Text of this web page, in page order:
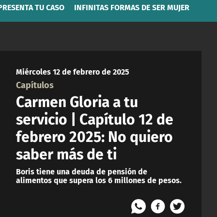
TU CASO INFINITAS FORMAS DE SER MUJER
Miércoles 12 de febrero de 2025
Capítulos
Carmen Gloria a tu
servicio | Capítulo 12 de
febrero 2025: No quiero
saber más de ti
Boris tiene una deuda de pensión de
alimentos que supera los 6 millones de pesos.